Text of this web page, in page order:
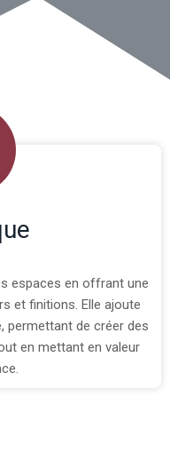
espaces en offrant une
et finitions. Elle ajoute
permettant de créer des
en mettant en valeur